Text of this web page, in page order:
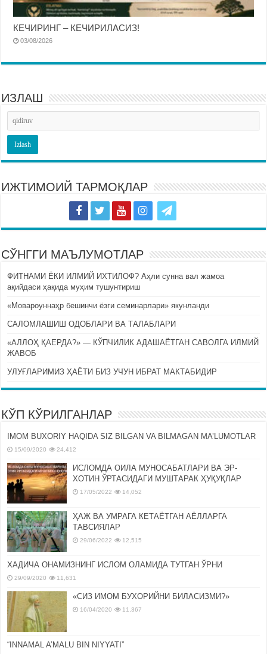
КЕЧИРИНГ – КЕЧИРИЛАСИЗ!
03/08/2026
ИЗЛАШ
ИЖТИМОИЙ ТАРМОҚЛАР
СЎНГГИ МАЪЛУМОТЛАР
ФИТНАМИ ЁКИ ИЛМИЙ ИХТИЛОФ? Аҳли сунна вал жамоа
ақийдаси ҳақида муҳим тушунтириш
«Мовароуннаҳр бешинчи ёзги семинарлари» якунланди
САЛОМЛАШИШ ОДОБЛАРИ ВА ТАЛАБЛАРИ
«АЛЛОҲ ҚАЕРДА?» — КЎПЧИЛИК АДАШАЁТГАН САВОЛГА ИЛМИЙ
ЖАВОБ
УЛУҒЛАРИМИЗ ҲАЁТИ БИЗ УЧУН ИБРАТ МАКТАБИДИР
КЎП КЎРИЛГАНЛАР
IMOM BUXORIY HAQIDA SIZ BILGAN VA BILMAGAN MA’LUMOTLAR
15/09/2020 24,412
ИСЛОМДА ОИЛА МУНОСАБАТЛАРИ ВА ЭР-
ХОТИН ЎРТАСИДАГИ МУШТАРАК ҲУҚУҚЛАР
17/05/2022 14,052
ҲАЖ ВА УМРАГА КЕТАЁТГАН АЁЛЛАРГА
ТАВСИЯЛАР
29/06/2022 12,515
ХАДИЧА ОНАМИЗНИНГ ИСЛОМ ОЛАМИДА ТУТГАН ЎРНИ
29/09/2020 11,631
«СИЗ ИМОМ БУХОРИЙНИ БИЛАСИЗМИ?»
16/04/2020 11,367
“INNAMAL A’MALU BIN NIYYATI”